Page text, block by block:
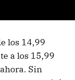
los 14,99
a los 15,99
Sin